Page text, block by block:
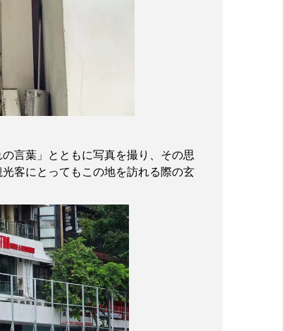
言葉」とともに写真を撮り、その思
客にとってもこの地を訪れる際の玄